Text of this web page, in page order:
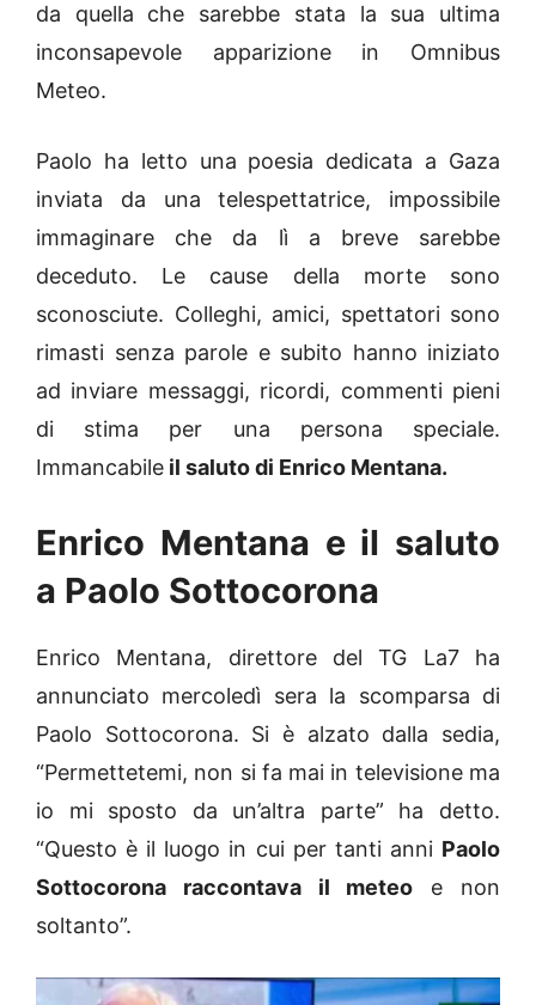
da quella che sarebbe stata la sua ultima
inconsapevole apparizione in Omnibus
Meteo.
Paolo ha letto una poesia dedicata a Gaza
inviata da una telespettatrice, impossibile
immaginare che da lì a breve sarebbe
deceduto. Le cause della morte sono
sconosciute. Colleghi, amici, spettatori sono
rimasti senza parole e subito hanno iniziato
ad inviare messaggi, ricordi, commenti pieni
di stima per una persona speciale.
Immancabile il saluto di Enrico Mentana.
Enrico Mentana e il saluto
a Paolo Sottocorona
Enrico Mentana, direttore del TG La7 ha
annunciato mercoledì sera la scomparsa di
Paolo Sottocorona. Si è alzato dalla sedia,
“Permettetemi, non si fa mai in televisione ma
io mi sposto da un’altra parte” ha detto.
“Questo è il luogo in cui per tanti anni Paolo
Sottocorona raccontava il meteo e non
soltanto”.